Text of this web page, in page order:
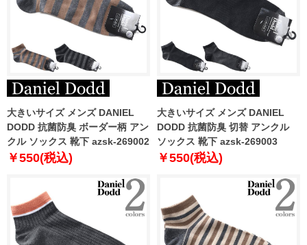
大きいサイズ メンズ DANIEL
DODD 抗菌防臭 ボーダー柄 アン
クル ソックス 靴下 azsk-269002
￥550(税込)
大きいサイズ メンズ DANIEL
DODD 抗菌防臭 切替 アンクル
ソックス 靴下 azsk-269003
￥550(税込)